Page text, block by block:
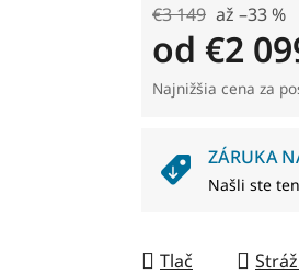
€3 149 až –33 %
od €2
Jednotková cena:
Najnižšia cena za
ZÁRUKA
Našli ste
Tlač